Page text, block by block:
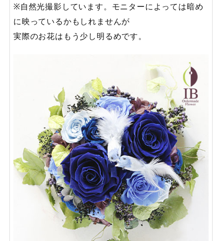
※自然光撮影しています。モニターによっては暗め
に映っているかもしれませんが
実際のお花はもう少し明るめです。